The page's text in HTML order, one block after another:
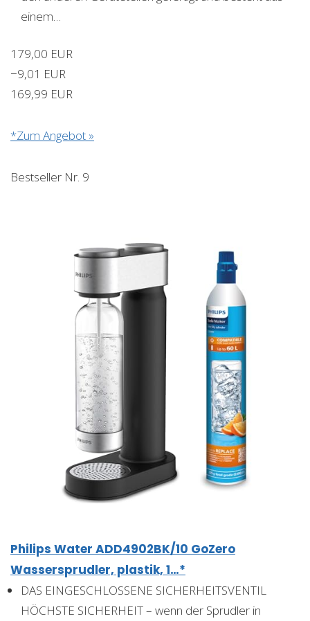
einem…
179,00 EUR
−9,01 EUR
169,99 EUR
*Zum Angebot »
Bestseller Nr. 9
Philips Water ADD4902BK/10 GoZero
Wassersprudler, plastik, 1…*
DAS EINGESCHLOSSENE SICHERHEITSVENTIL
HÖCHSTE SICHERHEIT – wenn der Sprudler in